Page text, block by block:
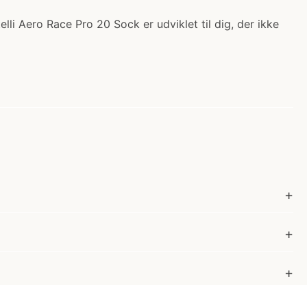
Aero Race Pro 20 Sock er udviklet til dig, der ikke